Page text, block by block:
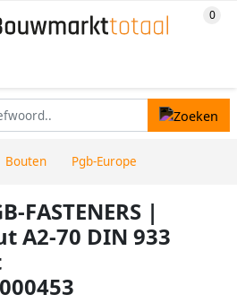
Bouten Pgb-Europe
FASTENERS |
A2-70 DIN 933